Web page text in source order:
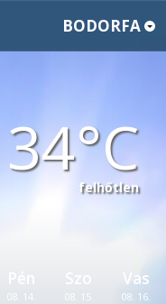
BODORFA
34
felhőtlen
08. 14. 08. 15.
Vas
08. 16.